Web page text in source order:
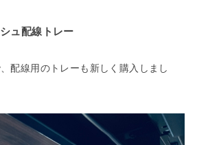
ュ配線トレー
配線用のトレーも新しく購入しまし